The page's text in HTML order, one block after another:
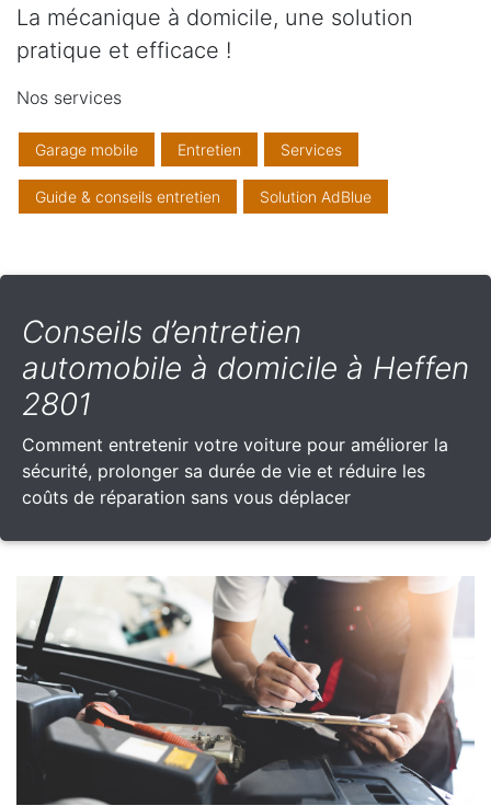
La mécanique à domicile, une solution
pratique et efficace !
Nos services
Garage mobile Entretien Services
Guide & conseils entretien Solution AdBlue
Conseils d’entretien
automobile à domicile à Heffen
2801
Comment entretenir votre voiture pour améliorer la
sécurité, prolonger sa durée de vie et réduire les
coûts de réparation sans vous déplacer